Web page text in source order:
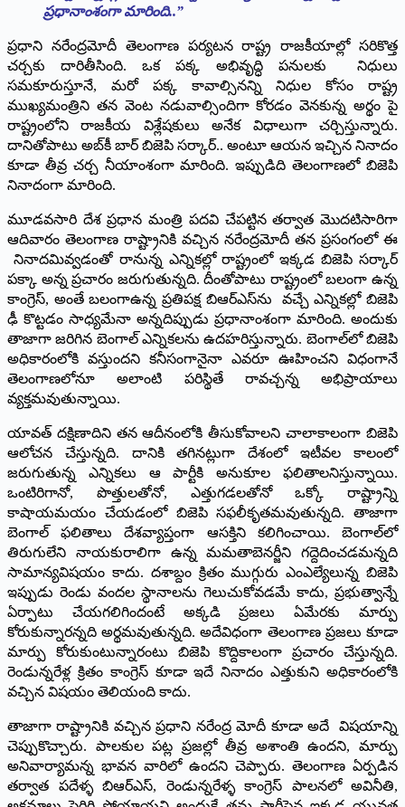
ప్రధానాంశంగా మారింది..”
ప్రధాని నరేంద్రమోదీ తెలంగాణ పర్యటన రాష్ట్ర రాజకీయాల్లో సరికొత్త
చర్చకు దారితీసింది. ఒక పక్క అభివృద్ధి పనులకు నిధులు
సమకూరుస్తూనే, మరో పక్క కావాల్సినన్ని నిధుల కోసం రాష్ట్ర
ముఖ్యమంత్రిని తన వెంట నడువాల్సిందిగా కోరడం వెనకున్న అర్థం పై
రాష్ట్రంలోని రాజకీయ విశ్లేషకులు అనేక విధాలుగా చర్చిస్తున్నారు.
దానితోపాటు అబ్‌కీ బార్‌ ‌బిజెపి సర్కార్‌.. అం‌టూ ఆయన ఇచ్చిన నినాదం
కూడా తీవ్ర చర్చ నీయాంశంగా మారింది. ఇప్పుడిది తెలంగాణలో బిజెపి
నినాదంగా మారింది.
మూడవసారి దేశ ప్రధాన మంత్రి పదవి చేపట్టిన తర్వాత మొదటిసారిగా
ఆదివారం తెలంగాణ రాష్ట్రానికి వచ్చిన నరేంద్రమోదీ తన ప్రసంగంలో ఈ
నినాదమివ్వడంతో రానున్న ఎన్నికల్లో రాష్ట్రంలో ఇక్కడ బిజెపి సర్కార్‌
‌పక్కా అన్న ప్రచారం జరుగుతున్నది. దీంతోపాటు రాష్ట్రంలో బలంగా ఉన్న
కాంగ్రెస్‌, అం‌తే బలంగాఉన్న ప్రతిపక్ష బిఆర్‌ఎస్‌ను వచ్చే ఎన్నికల్లో బిజెపి
ఢీ కొట్టడం సాధ్యమేనా అన్నదిప్పుడు ప్రధానాంశంగా మారింది. అందుకు
తాజాగా జరిగిన బెంగాల్‌ ఎన్నికలను ఉదహరిస్తున్నారు. బెంగాల్‌లో బిజెపి
అధికారంలోకి వస్తుందని కనీసంగానైనా ఎవరూ ఊహించని విధంగానే
తెలంగాణలోనూ అలాంటి పరిస్థితే రావచ్చన్న అభిప్రాయాలు
వ్యక్తమవుతున్నాయి.
యావత్‌ ‌దక్షిణాదిని తన ఆదీనంలోకి తీసుకోవాలని చాలాకాలంగా బిజెపి
ఆలోచన చేస్తున్నది. దానికి తగినట్లుగా దేశంలో ఇటీవల కాలంలో
జరుగుతున్న ఎన్నికలు ఆ పార్టీకి అనుకూల ఫలితాలనిస్తున్నాయి.
ఒంటిరిగానో, పొత్తులతోనో, ఎత్తుగడలతోనో ఒక్కో రాష్ట్రాన్ని
కాషాయమయం చేయడంలో బిజెపి సఫలీకృతమవుతున్నది. తాజాగా
బెంగాల్‌ ‌ఫలితాలు దేశవ్యాప్తంగా ఆసక్తిని కలిగించాయి. బెంగాల్‌లో
తిరుగులేని నాయకురాలిగా ఉన్న మమతాబెనర్జీని గద్దెదించడమన్నది
సామాన్యవిషయం కాదు. దశాబ్దం క్రితం ముగ్గురు ఎంఎల్యేలున్న బిజెపి
ఇప్పుడు రెండు వందల స్థానాలను గెలుచుకోవడమే కాదు, ప్రభుత్వాన్నే
ఏర్పాటు చేయగలిగిందంటే అక్కడి ప్రజలు ఏమేరకు మార్పు
కోరుకున్నారన్నది అర్థమవుతున్నది. అదేవిధంగా తెలంగాణ ప్రజలు కూడా
మార్పు కోరుకుంటున్నారంటు బిజెపి కొద్దికాలంగా ప్రచారం చేస్తున్నది.
రెండున్నరేళ్ల క్రితం కాంగ్రెస్‌ కూడా ఇదే నినాదం ఎత్తుకుని అధికారంలోకి
వచ్చిన విషయం తెలియంది కాదు.
తాజాగా రాష్ట్రానికి వచ్చిన ప్రధాని నరేంద్ర మోదీ కూడా అదే విషయాన్ని
చెప్పుకొచ్చారు. పాలకుల పట్ల ప్రజల్లో తీవ్ర అశాంతి ఉందని, మార్పు
అనివార్యామన్న భావన వారిలో ఉందని చెప్పారు. తెలంగాణ ఏర్పడిన
తర్వాత పదేళ్ళ బిఆర్‌ఎస్‌, ‌రెండున్నరేళ్ళ కాంగ్రెస్‌ ‌పాలనలో అవినీతి,